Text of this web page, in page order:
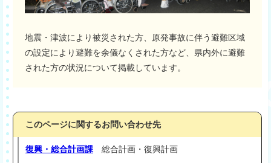
地震・津波により被災された方、原発事故に伴う避難区域
の設定により避難を余儀なくされた方など、県内外に避難
された方の状況について掲載しています。
このページに関するお問い合わせ先
復興・総合計画課 総合計画・復興計画